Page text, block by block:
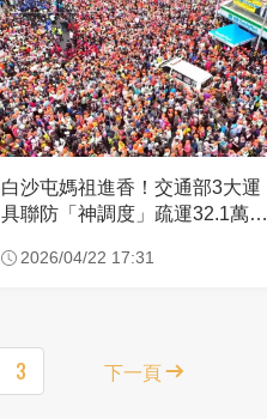
白沙屯媽祖進香！交通部3大運
具聯防「神調度」疏運32.1萬創
2026/04/22 17:31
3 下一頁